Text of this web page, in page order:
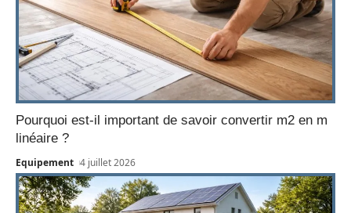
Pourquoi est-il important de savoir convertir m2 en m
linéaire ?
Equipement 4 juillet 2026